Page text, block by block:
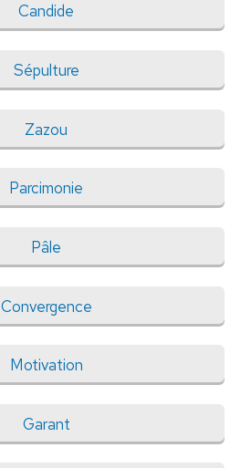
Candide
Sépulture
Zazou
Parcimonie
Pâle
Convergence
Motivation
Garant